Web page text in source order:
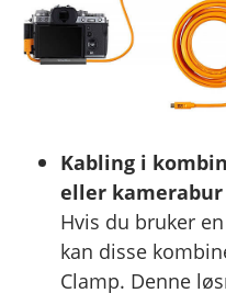
Kabling i
eller kamerabur
Hvis du bruker
kan disse
Clamp. Denne